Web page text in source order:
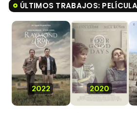
ÚLTIMOS TRABAJOS:
2022
5,0
2020
5,0